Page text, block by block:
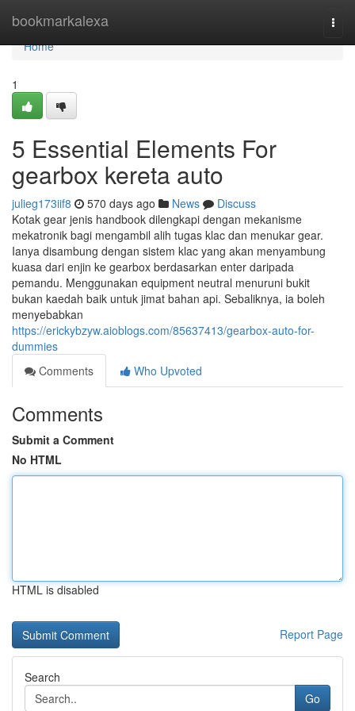
bookmarkalexa
Home
Home
1
5 Essential Elements For
gearbox kereta auto
julieg173iif8 570 days ago News
Discuss
Kotak gear jenis handbook dilengkapi dengan mekanisme
mekatronik bagi mengambil alih tugas klac dan menukar gear.
Ianya disambung dengan sistem klac yang akan menyambung
kuasa dari enjin ke gearbox berdasarkan enter daripada
pemandu. Menggunakan equipment neutral menuruni bukit
bukan kaedah baik untuk jimat bahan api. Sebaliknya, ia boleh
menyebabkan
https://erickybzyw.aioblogs.com/85637413/gearbox-auto-for-
dummies
Comments
Who Upvoted
Comments
Submit a Comment
No HTML
HTML is disabled
Report Page
Search
Go